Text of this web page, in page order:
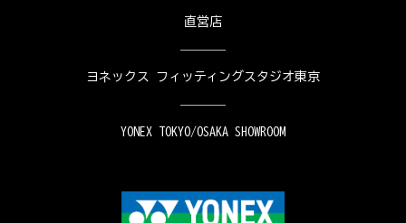
直営店
ヨネックス フィッティングスタジオ東京
YONEX TOKYO/OSAKA SHOWROOM